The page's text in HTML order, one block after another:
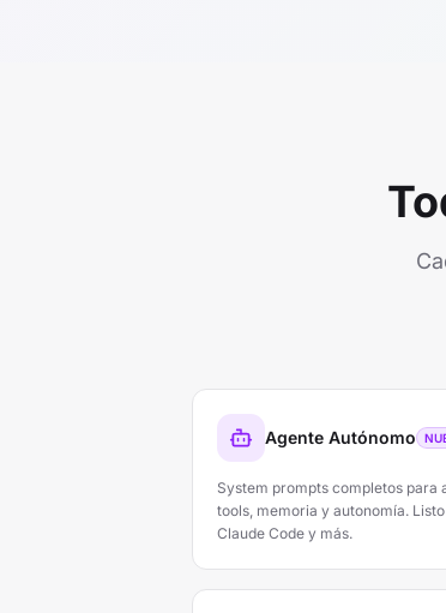
Agente Autónomo
System prompts completos para
tools, memoria y autonomía.
Claude Code y más.